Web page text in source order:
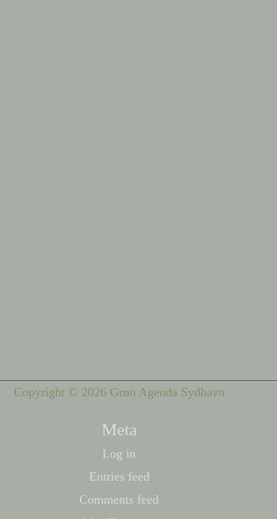
Copyright © 2026 Grøn Agenda Sydhavn
Meta
Log in
Entries feed
Comments feed